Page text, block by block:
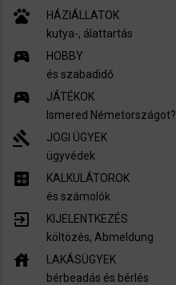
pets
HÁZIÁLLATOK
kutya-, álattartás
sports_esports
HOBBY
és szabadidő
sports_esports
JÁTÉKOK
Ismered Németországot?
gavel
JOGI ÜGYEK
ügyvédek
calculate
KALKULÁTOROK
és számolók
exit_to_app
KIJELENTKEZÉS
költözés, Abmeldung
house
LAKÁSÜGYEK
bérbeadás és bérlés